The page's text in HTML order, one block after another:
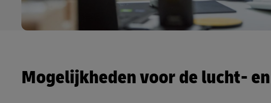
Mogelijkheden voor de lucht-